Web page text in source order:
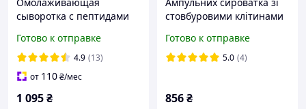
сыворотка с пептидами
Volume Bio Tox Pro
Ampoule, 100 мл
Готово к отправке
4.9 (13)
от 110₴/мес
1 095₴
стовбуровими клітинами
Dermajou Ampoule, 100
мл (345901)
Готово к отправке
5.0 (4)
856₴